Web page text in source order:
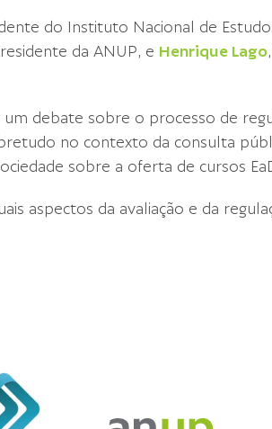
do Instituto Nacional de
da ANUP, e Henrique Lago
debate sobre o processo de
no contexto da consulta
sobre a oferta de cursos
aspectos da avaliação e da